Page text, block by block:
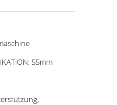
55mm